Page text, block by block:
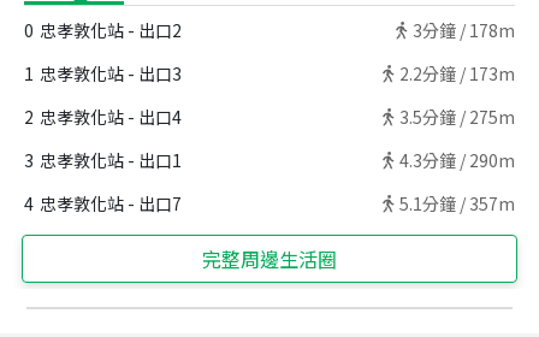
0 忠孝敦化站 - 出口2 3分鐘 / 178m
1 忠孝敦化站 - 出口3 2.2分鐘 / 173m
2 忠孝敦化站 - 出口4 3.5分鐘 / 275m
3 忠孝敦化站 - 出口1 4.3分鐘 / 290m
4 忠孝敦化站 - 出口7 5.1分鐘 / 357m
完整周邊生活圈